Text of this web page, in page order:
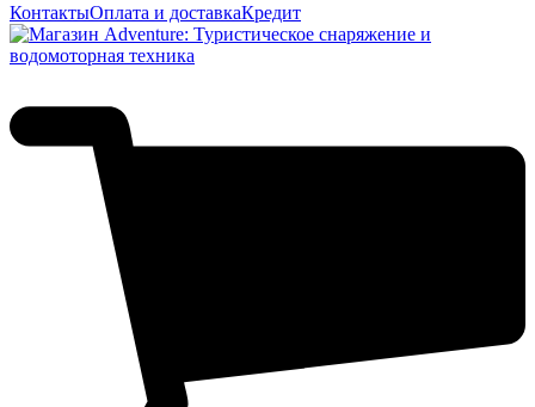
КонтактыОплата и доставкаКредит